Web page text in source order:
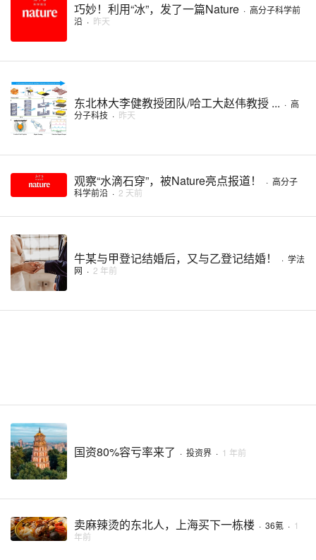
巧妙！利用“冰”，发了一篇Nature · 高分子科学前
沿 · 昨天
东北林大李健教授团队/哈工大赵伟教授 ... · 高
分子科技 · 昨天
观察“水滴石穿”，被Nature亮点报道！ · 高分子
科学前沿 · 2 天前
牛某与甲登记结婚后，又与乙登记结婚！ · 学法
网 · 2 年前
国资80%容亏率来了 · 投资界 · 1 年前
卖麻辣烫的东北人，上海买下一栋楼 · 36氪 · 1
年前